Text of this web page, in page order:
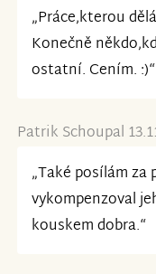
„Práce,kterou
Konečně
ostatní. Cením. :)“
Patrik Schoupal
„Také posílám za
vykompenzoval
kouskem dobra.“